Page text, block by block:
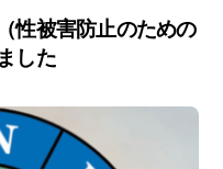
性被害防止のための
した